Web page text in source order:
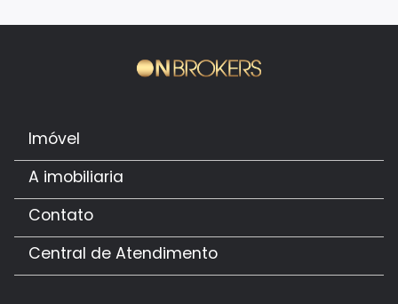
Imóvel
A imobiliaria
Contato
Central de Atendimento